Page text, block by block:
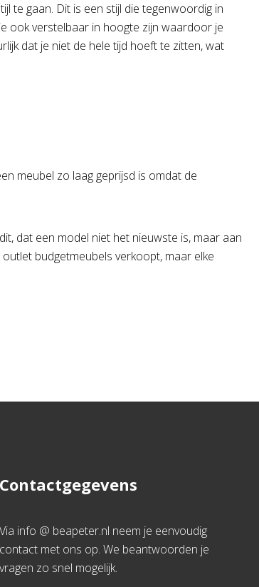
te gaan. Dit is een stijl die tegenwoordig in
ook verstelbaar in hoogte zijn waardoor je
dat je niet de hele tijd hoeft te zitten, wat
meubel zo laag geprijsd is omdat de
dat een model niet het nieuwste is, maar aan
budgetmeubels verkoopt, maar elke
Contactgegevens
Via info @ beapeter.nl neem je eenvoudig
contact met ons op. We beantwoorden je
vragen zo snel mogelijk.